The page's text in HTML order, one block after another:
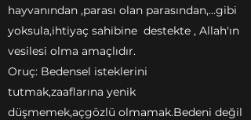
hayvanından ,parası olan parasından,...gibi
yoksula,ihtiyaç sahibine destekte , Allah'ın
vesilesi olma amaçlıdır.
Oruç: Bedensel isteklerini
tutmak,zaaflarına yenik
düşmemek,açgözlü olmamak.Bedeni değil